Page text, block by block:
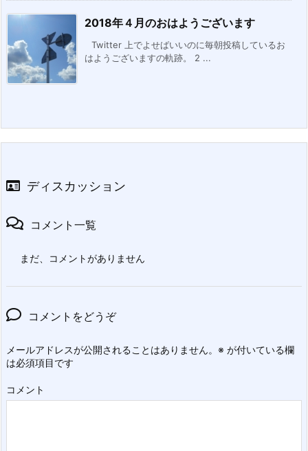
2018年４月のおはようございます
Twitter 上でよせばいいのに毎朝投稿しているお
はようございますの軌跡。 2 ...
ディスカッション
コメント一覧
まだ、コメントがありません
コメントをどうぞ
メールアドレスが公開されることはありません。 ※ が付いている欄
は必須項目です
コメント